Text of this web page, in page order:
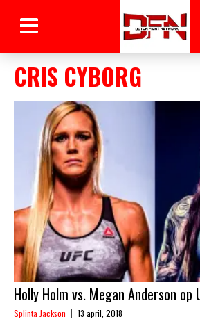
CRIS CYBORG
Holly Holm vs. Megan Anderson op
Splinta Jackson 13 april, 2018